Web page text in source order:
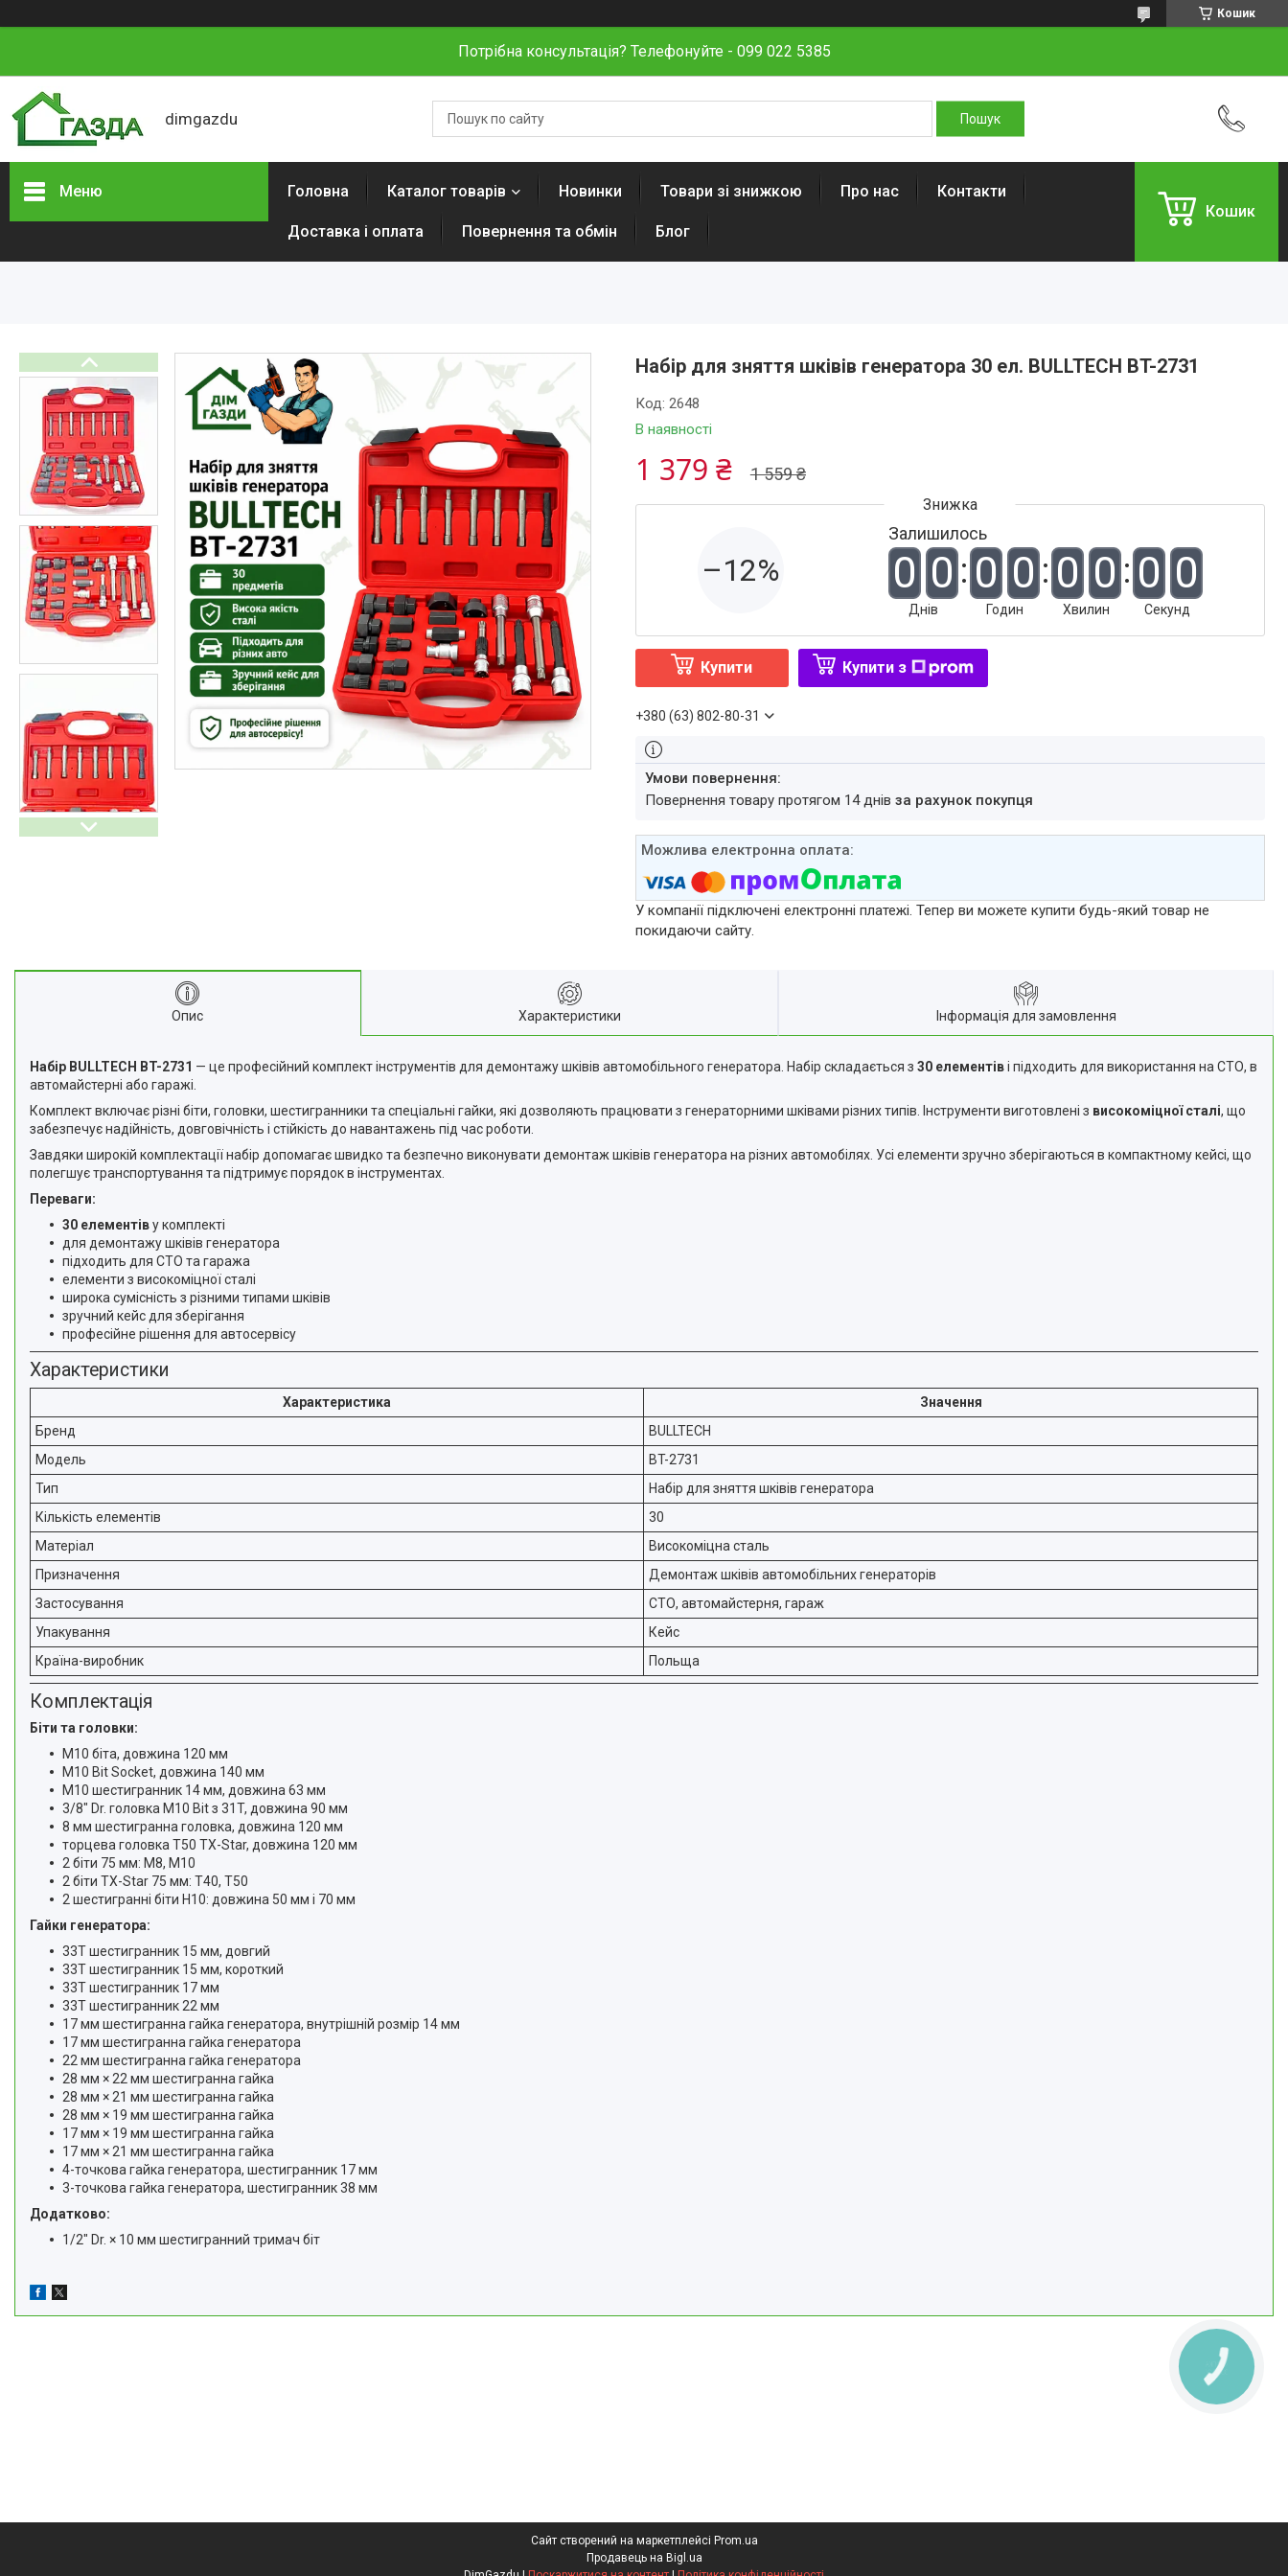
Кошик
Потрібна консультація? Телефонуйте - 099 022 5385
dimgazdu
Меню
Інструменти
Аксесуари та витратні
матеріали
Генератори бензинові та
дизельні
Обігрівачі
Спорт і відпочинок
Дім і сад
Побутова техніка і догляд
Все для кухні
Меблі
Резервне живлення для дому
Тактичне взуття
Мангали, грилі та аксесуари
Інструменти для Саду і дому
Автотовари
Електроінструменти
Обігрівачі
Товари зі знижкою
Головна Каталог товарів Новинки Товари зі знижкою Про нас Контакти
Доставка і оплата Повернення та обмін Блог
Кошик
Набір для зняття шківів генератора 30 ел. BULLTECH BT-2731
В наявності
Код: 2648
1 559 ₴
1 379 ₴
–12%
Залишилось
0 0
Днів
0 0
Годин
0 0
Хвилин
0 0
Секунд
Купити Купити з
+380 (63) 802-80-31
повернення товару протягом 14 днів за рахунок покупця
У компанії підключені електронні платежі. Тепер ви можете купити будь-який товар не
покидаючи сайту.
Опис Характеристики Інформація для замовлення
Набір BULLTECH BT-2731 — це професійний комплект інструментів для демонтажу шківів автомобільного генератора. Набір складається з 30 елементіві підходить для використання на СТО, в
автомайстерні або гаражі.
Комплект включає різні біти, головки, шестигранники та спеціальні гайки, які дозволяють працювати з генераторними шківами різних типів. Інструменти виготовлені з високоміцної сталі, що
забезпечує надійність, довговічність і стійкість до навантажень під час роботи.
Завдяки широкій комплектації набір допомагає швидко та безпечно виконувати демонтаж шківів генератора на різних автомобілях. Усі елементи зручно зберігаються в компактному кейсі, що
полегшує транспортування та підтримує порядок в інструментах.
Переваги:
30 елементіву комплекті
для демонтажу шківів генератора
підходить для СТО та гаража
елементи з високоміцної сталі
широка сумісність з різними типами шківів
зручний кейс для зберігання
професійне рішення для автосервісу
Характеристики
Характеристика
Значення
Бренд
BULLTECH
Модель
BT-2731
Тип
Набір для зняття шківів генератора
Кількість елементів
30
Матеріал
Високоміцна сталь
Призначення
Демонтаж шківів автомобільних генераторів
Застосування
СТО, автомайстерня, гараж
Упакування
Кейс
Країна-виробник
Польща
Комплектація
Біти та головки:
M10 біта, довжина 120 мм
M10 Bit Socket, довжина 140 мм
M10 шестигранник 14 мм, довжина 63 мм
3/8" Dr. головка M10 Bit з 31T, довжина 90 мм
8 мм шестигранна головка, довжина 120 мм
торцева головка T50 TX-Star, довжина 120 мм
2 біти 75 мм: M8, M10
2 біти TX-Star 75 мм: T40, T50
2 шестигранні біти H10: довжина 50 мм і 70 мм
Гайки генератора:
33T шестигранник 15 мм, довгий
33T шестигранник 15 мм, короткий
33T шестигранник 17 мм
33T шестигранник 22 мм
17 мм шестигранна гайка генератора, внутрішній розмір 14 мм
17 мм шестигранна гайка генератора
22 мм шестигранна гайка генератора
28 мм × 22 мм шестигранна гайка
28 мм × 21 мм шестигранна гайка
28 мм × 19 мм шестигранна гайка
17 мм × 19 мм шестигранна гайка
17 мм × 21 мм шестигранна гайка
4-точкова гайка генератора, шестигранник 17 мм
3-точкова гайка генератора, шестигранник 38 мм
Додатково:
1/2" Dr. × 10 мм шестигранний тримач біт
Сайт створений на маркетплейсі Prom.ua
Продавець на Bigl.ua